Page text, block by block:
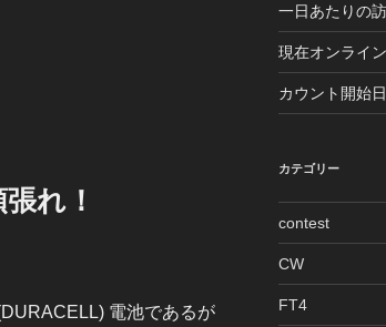
れ！
電池であるが
一日あたりの
現在オンライ
カウント開始
カテゴリー
contest
CW
FT4